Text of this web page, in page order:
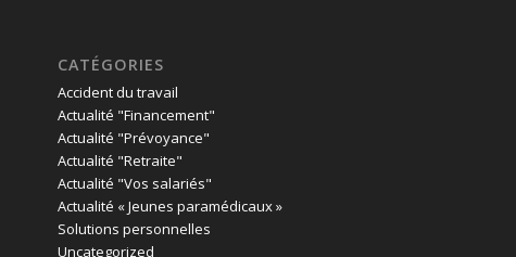
CATÉGORIES
Accident du travail
Actualité "Financement"
Actualité "Prévoyance"
Actualité "Retraite"
Actualité "Vos salariés"
Actualité « Jeunes paramédicaux »